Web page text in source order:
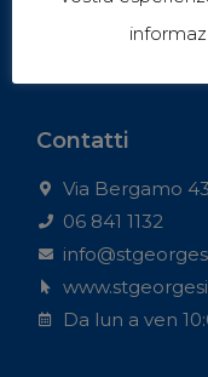
Contatti
Via Bergamo
06 841 1132
Da lun a ven